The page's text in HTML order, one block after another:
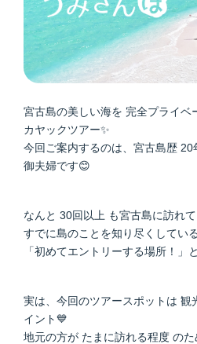
宮古島の美しい海を 完全プライベ
カヤックツアー✨
今回ご案内するのは、宮古島歴
御夫婦です😊
なんと 30回以上 も宮古島に訪れ
すでに島のことを知り尽くしてい
「初めてエントリーする場所！」
実は、今回のツアースポットは 観
イント💙
地元の方が たまに訪れる程度 の